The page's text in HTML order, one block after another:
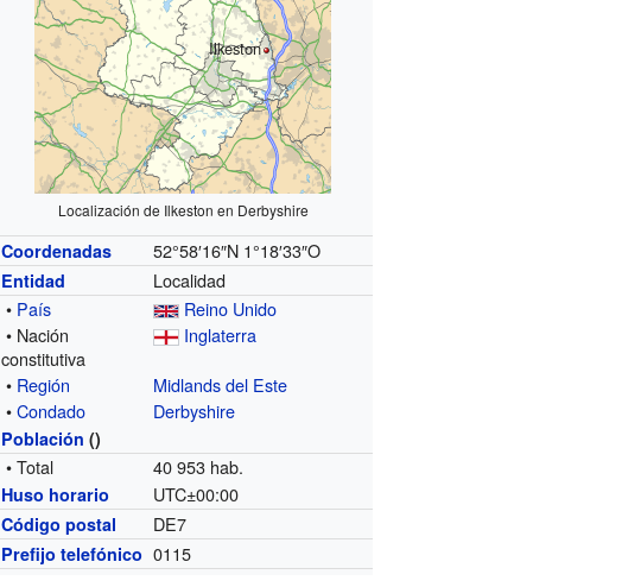
Ilkeston
Localización de Ilkeston en Derbyshire
Coordenadas 52°58′16″N 1°18′33″O
Entidad
Localidad
• País
Reino Unido
• Nación
constitutiva
Inglaterra
• Región
Midlands del Este
•Condado Derbyshire
Población ()
• Total 40 953 hab.
Huso horario UTC±00:00
Código postal DE7
Prefijo telefónico 0115